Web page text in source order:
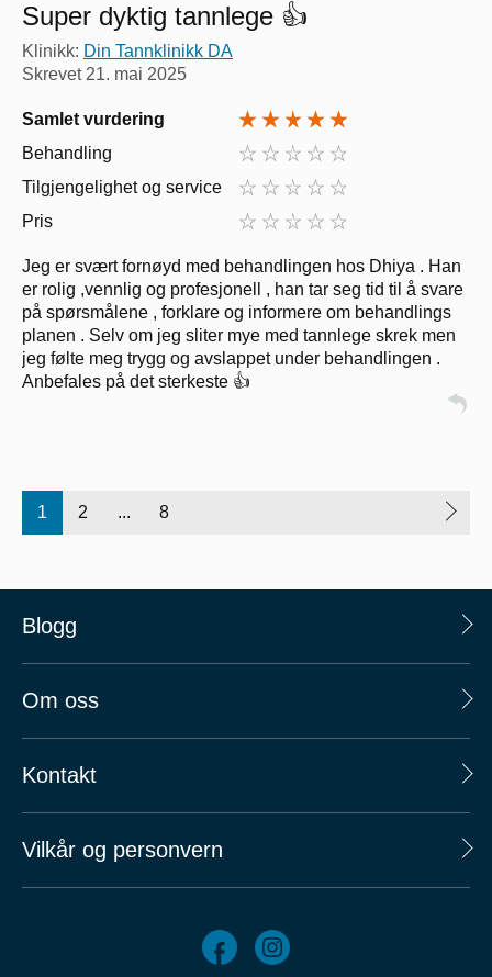
Super dyktig tannlege 👍
Klinikk: Din Tannklinikk DA
Skrevet 21. mai 2025
Samlet vurdering
Behandling
Tilgjengelighet og service
Pris
Jeg er svært fornøyd med behandlingen hos Dhiya . Han
er rolig ,vennlig og profesjonell , han tar seg tid til å svare
på spørsmålene , forklare og informere om behandlings
planen . Selv om jeg sliter mye med tannlege skrek men
jeg følte meg trygg og avslappet under behandlingen .
Anbefales på det sterkeste 👍
1 2 ... 8
Blogg
Om oss
Kontakt
Vilkår og personvern